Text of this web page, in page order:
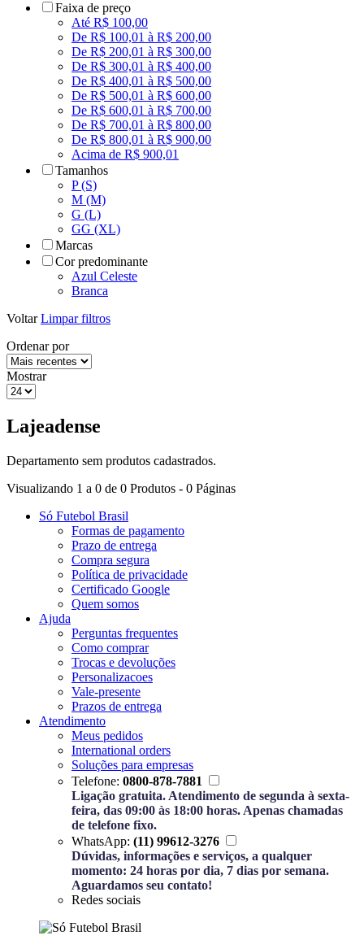
Faixa de preço
Até R$ 100,00
De R$ 100,01 à R$ 200,00
De R$ 200,01 à R$ 300,00
De R$ 300,01 à R$ 400,00
De R$ 400,01 à R$ 500,00
De R$ 500,01 à R$ 600,00
De R$ 600,01 à R$ 700,00
De R$ 700,01 à R$ 800,00
De R$ 800,01 à R$ 900,00
Acima de R$ 900,01
Tamanhos
P (S)
M (M)
G (L)
GG (XL)
Marcas
Cor predominante
Azul Celeste
Branca
Voltar Limpar filtros
Ordenar por
Mostrar
Lajeadense
Departamento sem produtos cadastrados.
Visualizando 1 a 0 de 0 Produtos - 0 Páginas
Só Futebol Brasil
Formas de pagamento
Prazo de entrega
Compra segura
Política de privacidade
Certificado Google
Quem somos
Ajuda
Perguntas frequentes
Como comprar
Trocas e devoluções
Personalizacoes
Vale-presente
Prazos de entrega
Atendimento
Meus pedidos
International orders
Soluções para empresas
Telefone: 0800-878-7881
Ligação gratuita. Atendimento de segunda à sexta-
feira, das 09:00 às 18:00 horas. Apenas chamadas
de telefone fixo.
WhatsApp: (11) 99612-3276
Dúvidas, informações e serviços, a qualquer
momento: 24 horas por dia, 7 dias por semana.
Aguardamos seu contato!
Redes sociais